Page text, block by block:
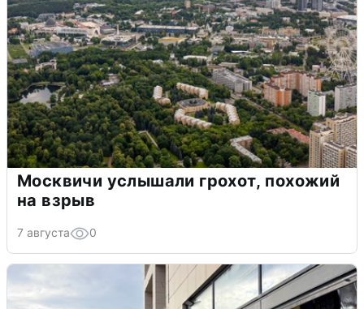
Москвичи услышали грохот, похожий
на взрыв
7 августа 0